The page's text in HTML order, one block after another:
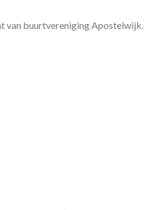
van buurtvereniging Apostelwijk.